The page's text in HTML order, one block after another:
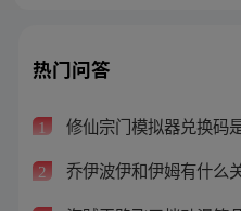
热门问答
1 修仙宗门模拟器兑换码
2 乔伊波伊和伊姆有什么